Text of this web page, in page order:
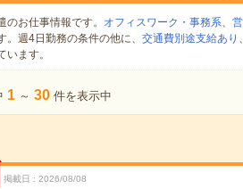
のお仕事情報です。 オフィスワーク・事務系、
。週4日勤務の条件の他に、 交通費別途支給あり 、
います。
1 ～ 30 件を表示中
掲載日 2026/08/08